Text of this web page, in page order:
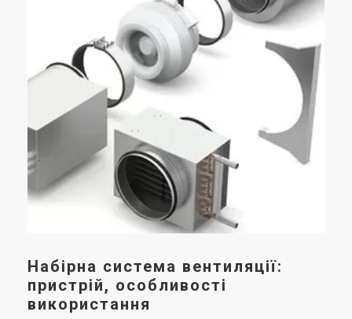
Набірна система вентиляції:
пристрій, особливості
використання